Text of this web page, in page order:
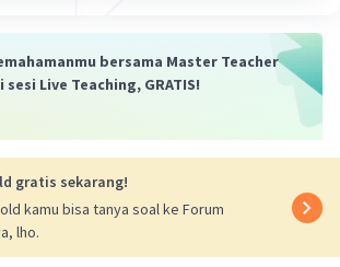
bersama Master Teacher
sesi Live Teaching, GRATIS!
gratis sekarang!
kamu bisa tanya soal ke Forum
lho.